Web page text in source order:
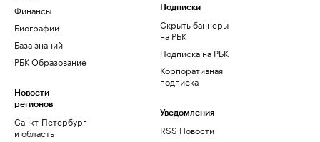
Финансы
Биографии
База знаний
РБК Образование
Новости
регионов
Санкт-Петербург
и область
Подписки
Скрыть баннеры
на РБК
Подписка на РБК
Корпоративная
подписка
Уведомления
RSS Новости